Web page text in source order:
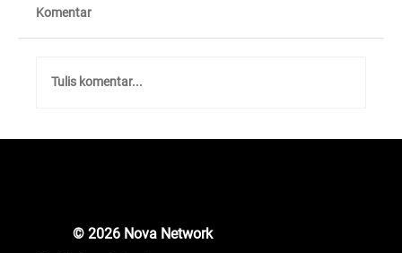
Komentar
Tulis komentar...
© 2026 Nova Network